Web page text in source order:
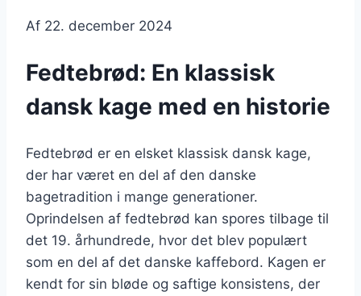
Af 22. december 2024
Fedtebrød: En klassisk
dansk kage med en historie
Fedtebrød er en elsket klassisk dansk kage,
der har været en del af den danske
bagetradition i mange generationer.
Oprindelsen af fedtebrød kan spores tilbage til
det 19. århundrede, hvor det blev populært
som en del af det danske kaffebord. Kagen er
kendt for sin bløde og saftige konsistens, der